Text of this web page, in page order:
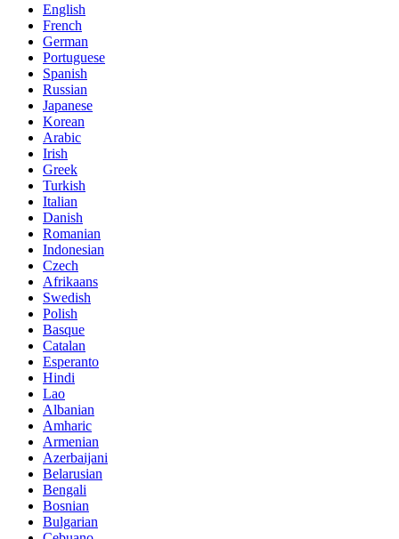
English
French
German
Portuguese
Spanish
Russian
Japanese
Korean
Arabic
Irish
Greek
Turkish
Italian
Danish
Romanian
Indonesian
Czech
Afrikaans
Swedish
Polish
Basque
Catalan
Esperanto
Hindi
Lao
Albanian
Amharic
Armenian
Azerbaijani
Belarusian
Bengali
Bosnian
Bulgarian